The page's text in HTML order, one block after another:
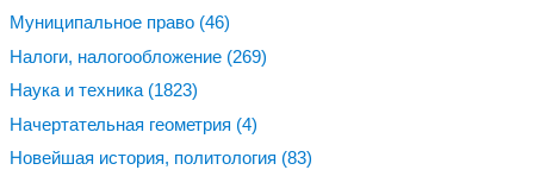
Муниципальное право (46)
Налоги, налогообложение (269)
Наука и техника (1823)
Начертательная геометрия (4)
Новейшая история, политология (83)